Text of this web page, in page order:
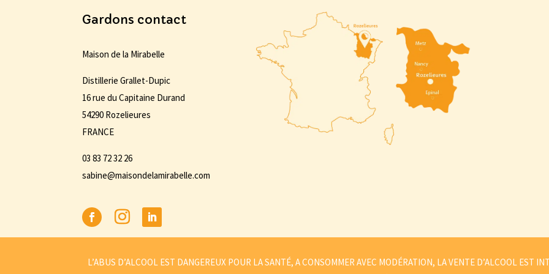
Gardons contact
Maison de la Mirabelle
Distillerie Grallet-Dupic
16 rue du Capitaine Durand
54290 Rozelieures
FRANCE
03 83 72 32 26
sabine@maisondelamirabelle.com
L’ABUS D’ALCOOL EST DANGEREUX POUR LA SANTÉ, A CONSOMMER AVEC MODÉRATION, LA VENTE D’ALCOOL EST